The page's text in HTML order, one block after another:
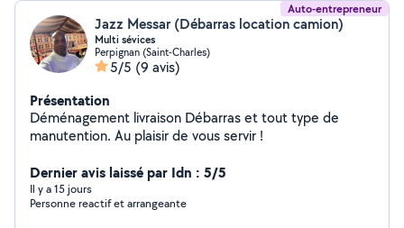
Auto-entrepreneur
Jazz Messar (Débarras location camion)
Multi sévices
Perpignan (Saint-Charles)
5/5 (9 avis)
Présentation
Déménagement livraison Débarras et tout type de
manutention. Au plaisir de vous servir !
Dernier avis laissé par Idn : 5/5
Il y a 15 jours
Personne reactif et arrangeante